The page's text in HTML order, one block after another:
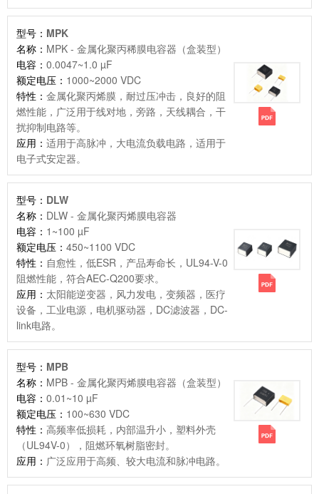
型号： MPK
名称： MPK - 金属化聚丙稀膜电容器（盒装型）
电容： 0.0047~1.0 µF
额定电压： 1000~2000 VDC
特性： 金属化聚丙烯膜，耐过压冲击，良好的阻
燃性能，广泛用于线对地，旁路，天线耦合，干
扰抑制电路等。
应用： 适用于高脉冲，大电流负载电路，适用于
电子式安定器。
型号： DLW
名称： DLW - 金属化聚丙烯膜电容器
电容： 1~100 µF
额定电压： 450~1100 VDC
特性： 自愈性，低ESR，产品寿命长，UL94-V-0
阻燃性能，符合AEC-Q200要求。
应用： 太阳能逆变器，风力发电，变频器，医疗
设备，工业电源，电机驱动器，DC滤波器，DC-
link电路。
型号： MPB
名称： MPB - 金属化聚丙烯膜电容器（盒装型）
电容： 0.01~10 µF
额定电压： 100~630 VDC
特性： 高频率低损耗，内部温升小，塑料外壳
（UL94V-0），阻燃环氧树脂密封。
应用： 广泛应用于高频、较大电流和脉冲电路。